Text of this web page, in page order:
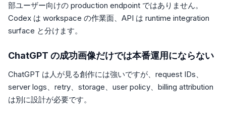
部ユーザー向けの production endpoint ではありません。
Codex は workspace の作業面、API は runtime integration
surface と分けます。
ChatGPT の成功画像だけでは本番運用にならない
ChatGPT は人が見る創作には強いですが、request IDs、
server logs、retry、storage、user policy、billing attribution
は別に設計が必要です。